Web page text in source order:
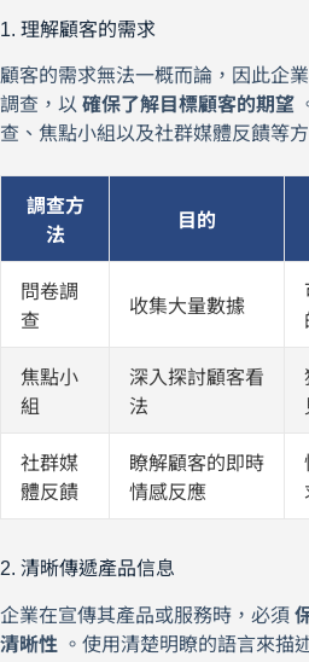
1. 理解顧客的需求
顧客的需求無法一概而論，因此企
調查，以 確保了解目標顧客的期望
查、焦點小組以及社群媒體反饋等
調查方
法
目的
問卷調
查
收集大量數據
焦點小
組
深入探討顧客看
法
社群媒
體反饋
瞭解顧客的即時
情感反應
2. 清晰傳遞產品信息
企業在宣傳其產品或服務時，必須
清晰性 。使用清楚明瞭的語言來描